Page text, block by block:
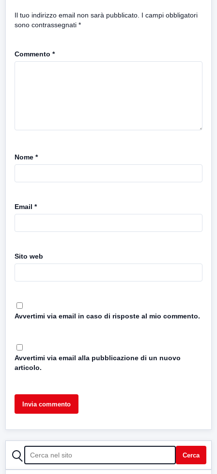
Il tuo indirizzo email non sarà pubblicato. I campi obbligatori
sono contrassegnati *
Commento *
Nome *
Email *
Sito web
Avvertimi via email in caso di risposte al mio commento.
Avvertimi via email alla pubblicazione di un nuovo
articolo.
CERCA Cerca